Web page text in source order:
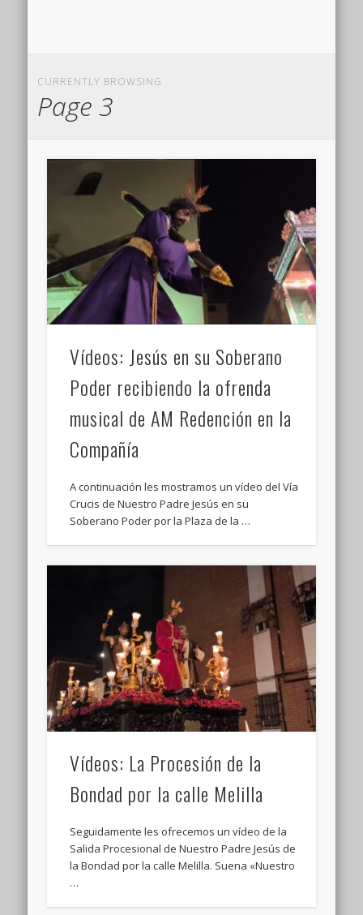
CURRENTLY BROWSING
Page 3
Vídeos: Jesús en su Soberano
Poder recibiendo la ofrenda
musical de AM Redención en la
Compañía
A continuación les mostramos un vídeo del Vía
Crucis de Nuestro Padre Jesús en su
Soberano Poder por la Plaza de la …
Vídeos: La Procesión de la
Bondad por la calle Melilla
Seguidamente les ofrecemos un vídeo de la
Salida Procesional de Nuestro Padre Jesús de
la Bondad por la calle Melilla. Suena «Nuestro
…